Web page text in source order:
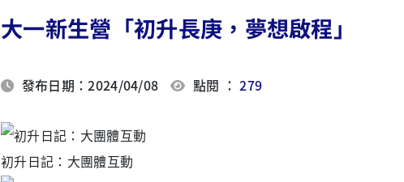
大一新生營「初升長庚，夢想啟程」
發布日期：2024/04/08 點閱 ：279
初升日記：大團體互動